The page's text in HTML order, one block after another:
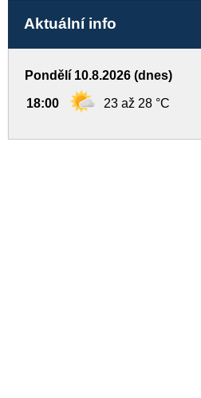
Aktuální info
Pondělí 10.8.2026 (dnes)
18:00 23 až 28 °C